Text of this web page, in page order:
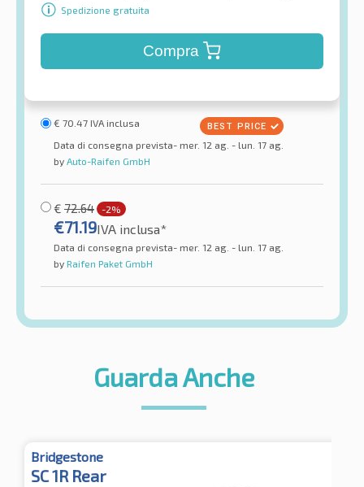
Spedizione gratuita
Compra
€ 70.47 IVA inclusa
Data di consegna prevista- mer. 12 ag. - lun. 17 ag.
by Auto-Raifen GmbH
€ 72.64 -2%
€71.19IVA inclusa*
Data di consegna prevista- mer. 12 ag. - lun. 17 ag.
by Raifen Paket GmbH
Guarda Anche
Bridgestone
SC 1R Rear